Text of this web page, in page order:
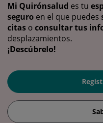
Mi Quirónsalud es tu
seguro en el que puedes
citas o consultar tus
desplazamientos.
¡Descúbrelo!